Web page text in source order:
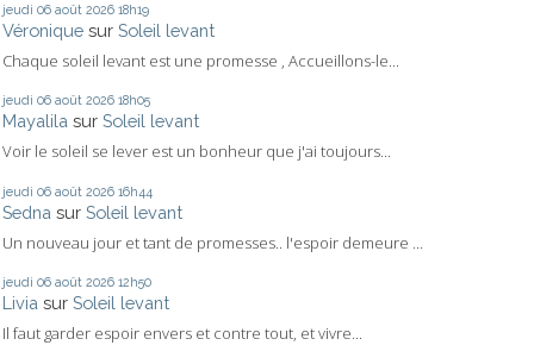
jeudi 06 août 2026 18h19
Véronique sur Soleil levant
Chaque soleil levant est une promesse , Accueillons-le...
jeudi 06 août 2026 18h05
Mayalila sur Soleil levant
Voir le soleil se lever est un bonheur que j'ai toujours...
jeudi 06 août 2026 16h44
Sedna sur Soleil levant
Un nouveau jour et tant de promesses.. l'espoir demeure ...
jeudi 06 août 2026 12h50
Livia sur Soleil levant
Il faut garder espoir envers et contre tout, et vivre...